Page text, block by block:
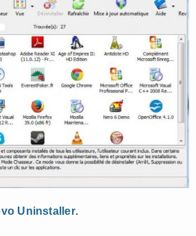
Uninstaller.